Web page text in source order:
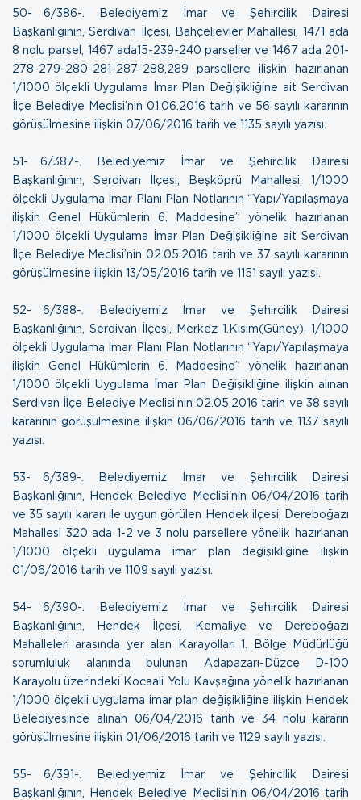
50- 6/386-. Belediyemiz İmar ve Şehircilik Dairesi
Başkanlığının, Serdivan İlçesi, Bahçelievler Mahallesi, 1471 ada
8 nolu parsel, 1467 ada15-239-240 parseller ve 1467 ada 201-
278-279-280-281-287-288,289 parsellere ilişkin hazırlanan
1/1000 ölçekli Uygulama İmar Plan Değişikliğine ait Serdivan
İlçe Belediye Meclisi’nin 01.06.2016 tarih ve 56 sayılı kararının
görüşülmesine ilişkin 07/06/2016 tarih ve 1135 sayılı yazısı
51- 6/387-. Belediyemiz İmar ve Şehircilik Dairesi
Başkanlığının, Serdivan İlçesi, Beşköprü Mahallesi, 1/1000
ölçekli Uygulama İmar Planı Plan Notlarının “Yapı/Yapılaşmaya
ilişkin Genel Hükümlerin 6. Maddesine” yönelik hazırlanan
1/1000 ölçekli Uygulama İmar Plan Değişikliğine ait Serdivan
İlçe Belediye Meclisi’nin 02.05.2016 tarih ve 37 sayılı kararının
görüşülmesine ilişkin 13/05/2016 tarih ve 1151 sayılı yazısı
52- 6/388-. Belediyemiz İmar ve Şehircilik Dairesi
Başkanlığının, Serdivan İlçesi, Merkez 1.Kısım(Güney), 1/1000
ölçekli Uygulama İmar Planı Plan Notlarının “Yapı/Yapılaşmaya
ilişkin Genel Hükümlerin 6. Maddesine” yönelik hazırlanan
1/1000 ölçekli Uygulama İmar Plan Değişikliğine ilişkin alınan
Serdivan İlçe Belediye Meclisi’nin 02.05.2016 tarih ve 38 sayılı
kararının görüşülmesine ilişkin06/06/2016 tarih ve 1137 sayılı
yazısı
53- 6/389-. Belediyemiz İmar ve Şehircilik Dairesi
Başkanlığının, Hendek Belediye Meclisi'nin 06/04/2016 tarih
ve 35 sayılı kararı ile uygun görülen Hendek ilçesi, Dereboğazı
Mahallesi 320 ada 1-2 ve 3 nolu parsellere yönelik hazırlanan
1/1000 ölçekli uygulama imar plan değişikliğine ilişkin
01/06/2016 tarih ve 1109 sayılı yazısı
54- 6/390-. Belediyemiz İmar ve Şehircilik Dairesi
Başkanlığının, Hendek İlçesi, Kemaliye ve Dereboğazı
Mahalleleri arasında yer alan Karayolları 1. Bölge Müdürlüğü
sorumluluk alanında bulunan Adapazarı-Düzce D-100
Karayolu üzerindeki Kocaali Yolu Kavşağına yönelik hazırlanan
1/1000 ölçekli uygulama imar plan değişikliğine ilişkin Hendek
Belediyesince alınan 06/04/2016 tarih ve 34 nolu kararın
görüşülmesine ilişkin 01/06/2016 tarih ve 1129 sayılı yazısı
55- 6/391-. Belediyemiz İmar ve Şehircilik Dairesi
Başkanlığının, Hendek Belediye Meclisi'nin 06/04/2016 tarih